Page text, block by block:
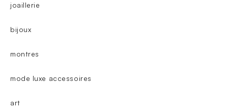
joaillerie
bijoux
montres
mode luxe accessoires
art